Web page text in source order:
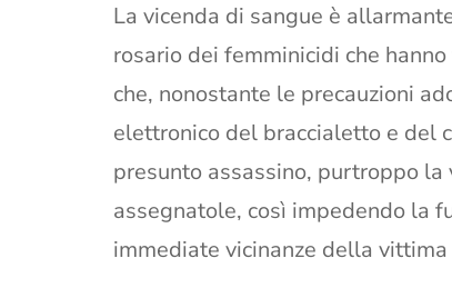
La vicenda di sangue è
rosario dei femminicidi che
che, nonostante le precauzioni
elettronico del braccialetto e del
presunto assassino, purtroppo
assegnatole, così impedendo la
immediate vicinanze della